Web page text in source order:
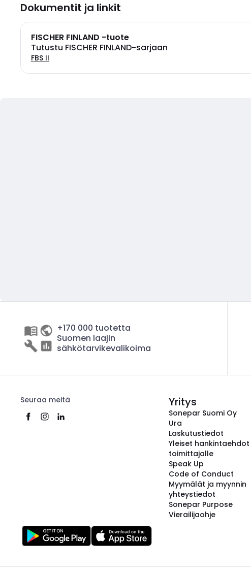
Dokumentit ja linkit
FISCHER FINLAND -tuote
Tutustu FISCHER FINLAND-sarjaan
FBS II
+170 000 tuotetta
Suomen laajin
sähkötarvikevalikoima
Seuraa meitä Yritys
Sonepar Suomi Oy
Ura
Laskutustiedot
Yleiset hankintaehdot
toimittajalle
Speak Up
Code of Conduct
Myymälät ja myynnin
yhteystiedot
Sonepar Purpose
Vierailijaohje